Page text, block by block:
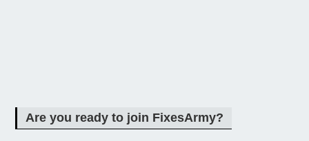
Are you ready to join FixesArmy?